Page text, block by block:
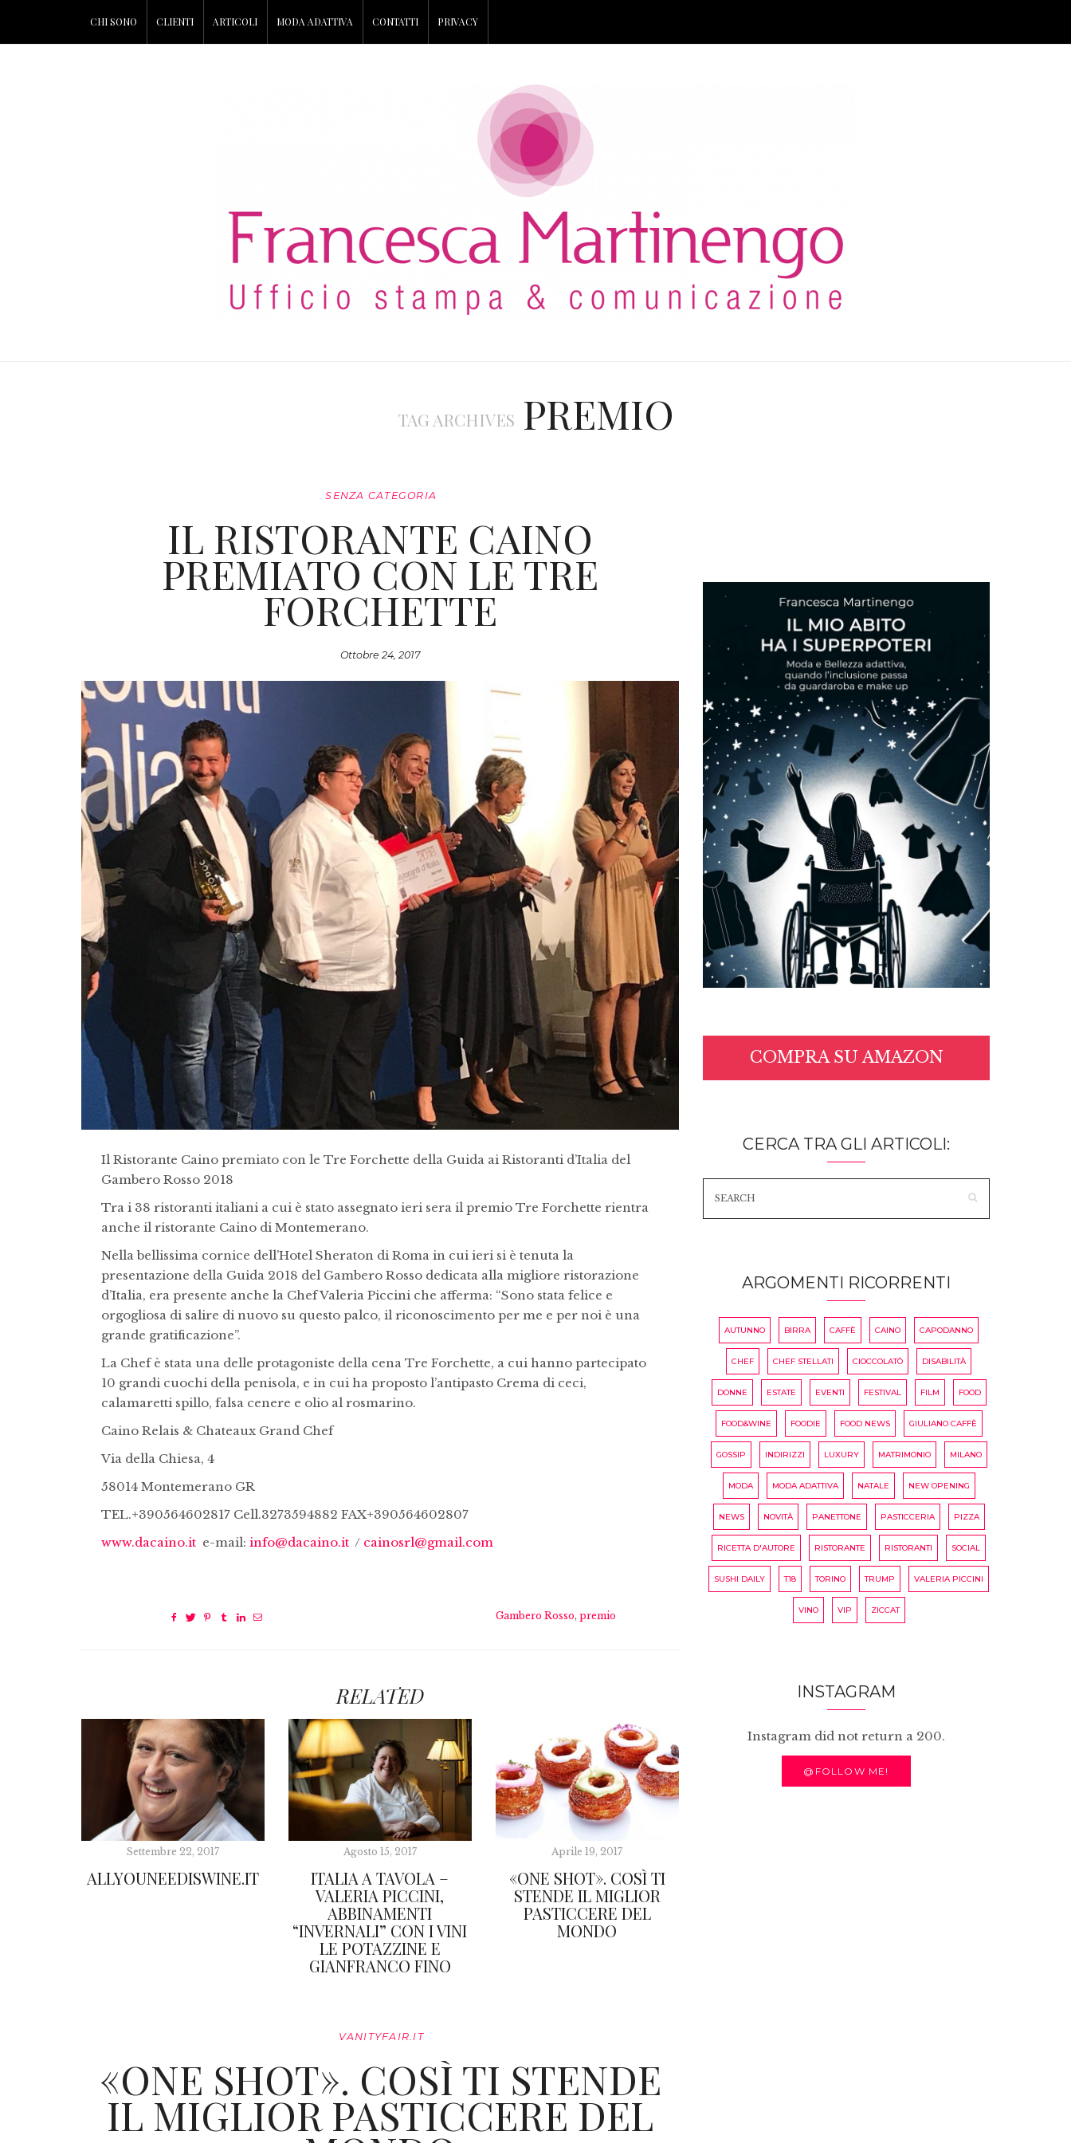
CHI SONO CLIENTI ARTICOLI MODA ADATTIVA CONTATTI PRIVACY
TAG ARCHIVES PREMIO
SENZA CATEGORIA
IL RISTORANTE CAINO
PREMIATO CON LE TRE
FORCHETTE
Ottobre 24, 2017
Il Ristorante Caino premiato con le Tre Forchette della Guida ai Ristoranti d’Italia del
Gambero Rosso 2018
Tra i 38 ristoranti italiani a cui è stato assegnato ieri sera il premio Tre Forchette rientra
anche il ristorante Caino di Montemerano.
Nella bellissima cornice dell’Hotel Sheraton di Roma in cui ieri si è tenuta la
presentazione della Guida 2018 del Gambero Rosso dedicata alla migliore ristorazione
d’Italia, era presente anche la Chef Valeria Piccini che afferma: “Sono stata felice e
orgogliosa di salire di nuovo su questo palco, il riconoscimento per me e per noi è una
grande gratificazione”.
La Chef è stata una delle protagoniste della cena Tre Forchette, a cui hanno partecipato
10 grandi cuochi della penisola, e in cui ha proposto l’antipasto Crema di ceci,
calamaretti spillo, falsa cenere e olio al rosmarino.
Caino Relais & Chateaux Grand Chef
Via della Chiesa, 4
58014 Montemerano GR
TEL.+390564602817 Cell.3273594882 FAX+390564602807
www.dacaino.it e-mail: info@dacaino.it / cainosrl@gmail.com
Gambero Rosso, premio
RELATED
Settembre 22, 2017
ALLYOUNEEDISWINE.IT
Agosto 15, 2017
ITALIA A TAVOLA –
VALERIA PICCINI,
ABBINAMENTI
“INVERNALI” CON I VINI
LE POTAZZINE E
GIANFRANCO FINO
Aprile 19, 2017
«ONE SHOT». COSÌ TI
STENDE IL MIGLIOR
PASTICCERE DEL
MONDO
VANITYFAIR.IT
«ONE SHOT». COSÌ TI STENDE
IL MIGLIOR PASTICCERE DEL
COMPRA SU AMAZON
CERCA TRA GLI ARTICOLI:
ARGOMENTI RICORRENTI
AUTUNNO BIRRA CAFFÈ CAINO CAPODANNO
CHEF CHEF STELLATI CIOCCOLATÒ DISABILITÀ
DONNE ESTATE EVENTI FESTIVAL FILM FOOD
FOOD&WINE FOODIE FOOD NEWS GIULIANO CAFFÈ
GOSSIP INDIRIZZI LUXURY MATRIMONIO MILANO
MODA MODA ADATTIVA NATALE NEW OPENING
NEWS NOVITÀ PANETTONE PASTICCERIA PIZZA
RICETTA D'AUTORE RISTORANTE RISTORANTI SOCIAL
SUSHI DAILY T18 TORINO TRUMP VALERIA PICCINI
VINO VIP ZICCAT
INSTAGRAM
Instagram did not return a 200.
@FOLLOW ME!